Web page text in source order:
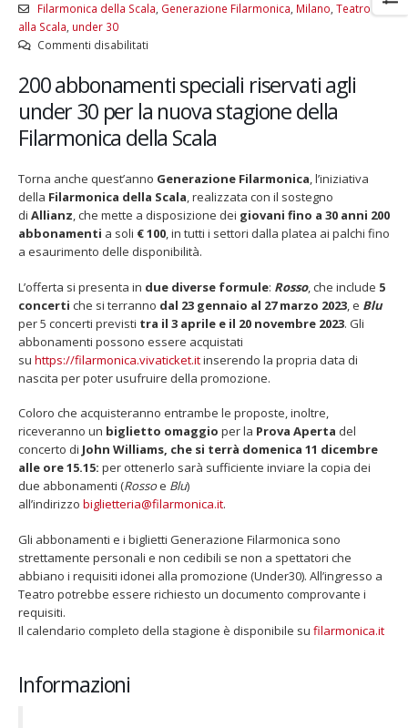
Filarmonica della Scala, Generazione Filarmonica, Milano, Teatro
alla Scala, under 30
Commenti disabilitatisu
2022
Generazione
Filarmonica
proposta
dedicata
ai
giovani
200 abbonamenti speciali riservati agli
under 30 per la nuova stagione della
Filarmonica della Scala
Torna anche quest’anno Generazione Filarmonica, l’iniziativa
della Filarmonica della Scala, realizzata con il sostegno
di Allianz, che mette a disposizione dei giovani fino a 30 anni 200
abbonamenti a soli € 100, in tutti i settori dalla platea ai palchi fino
a esaurimento delle disponibilità.
L’offerta si presenta in due diverse formule: Rosso, che include 5
concerti che si terranno dal 23 gennaio al 27 marzo 2023, e Blu
per 5 concerti previsti tra il 3 aprile e il 20 novembre 2023. Gli
abbonamenti possono essere acquistati
su https://filarmonica.vivaticket.itinserendo la propria data di
nascita per poter usufruire della promozione.
Coloro che acquisteranno entrambe le proposte, inoltre,
riceveranno un biglietto omaggio per la Prova Aperta del
concerto di John Williams, che si terrà domenica 11 dicembre
alle ore 15.15: per ottenerlo sarà sufficiente inviare la copia dei
due abbonamenti (Rossoe Blu)
all’indirizzo biglietteria@filarmonica.it.
Gli abbonamenti e i biglietti Generazione Filarmonica sono
strettamente personali e non cedibili se non a spettatori che
abbiano i requisiti idonei alla promozione (Under30). All’ingresso a
Teatro potrebbe essere richiesto un documento comprovante i
requisiti.
Il calendario completo della stagione è disponibile su filarmonica.it
Informazioni
Fino al 29 marzo 2026 – Anziani
malati e fragili, VIDAS lancia
una campagna per rafforzare
l’assistenza domiciliare
2026
13 dicembre 2024 – In
carnet per le Prove Aperte
della Filarmonica della
dintorni” per festeggiare i
anni di Fondazione TOG
Giugno 15, 2026